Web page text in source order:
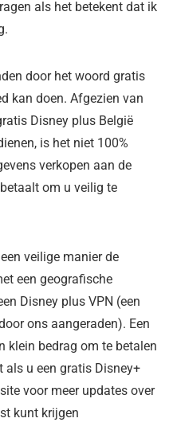
als het betekent dat ik
door het woord gratis
kan doen. Afgezien van
Disney plus België
is het niet 100%
verkopen aan de
om u veilig te
veilige manier de
een geografische
Disney plus VPN (een
ons aangeraden). Een
klein bedrag om te betalen
als u een gratis Disney+
voor meer updates over
kunt krijgen